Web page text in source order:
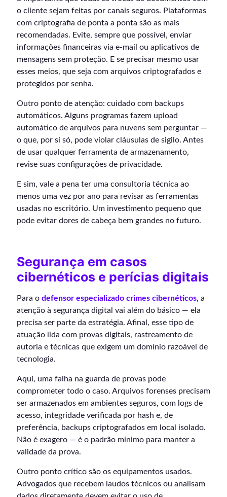
o cliente sejam feitas por canais seguros. Plataformas
com criptografia de ponta a ponta são as mais
recomendadas. Evite, sempre que possível, enviar
informações financeiras via e-mail ou aplicativos de
mensagens sem proteção. E se precisar mesmo usar
esses meios, que seja com arquivos criptografados e
protegidos por senha.
Outro ponto de atenção: cuidado com backups
automáticos. Alguns programas fazem upload
automático de arquivos para nuvens sem perguntar —
o que, por si só, pode violar cláusulas de sigilo. Antes
de usar qualquer ferramenta de armazenamento,
revise suas configurações de privacidade.
E sim, vale a pena ter uma consultoria técnica ao
menos uma vez por ano para revisar as ferramentas
usadas no escritório. Um investimento pequeno que
pode evitar dores de cabeça bem grandes no futuro.
Segurança em casos
cibernéticos e perícias digitais
Para o defensor especializado crimes cibernéticos, a
atenção à segurança digital vai além do básico — ela
precisa ser parte da estratégia. Afinal, esse tipo de
atuação lida com provas digitais, rastreamento de
autoria e técnicas que exigem um domínio razoável de
tecnologia.
Aqui, uma falha na guarda de provas pode
comprometer todo o caso. Arquivos forenses precisam
ser armazenados em ambientes seguros, com logs de
acesso, integridade verificada por hash e, de
preferência, backups criptografados em local isolado.
Não é exagero — é o padrão mínimo para manter a
validade da prova.
Outro ponto crítico são os equipamentos usados.
Advogados que recebem laudos técnicos ou analisam